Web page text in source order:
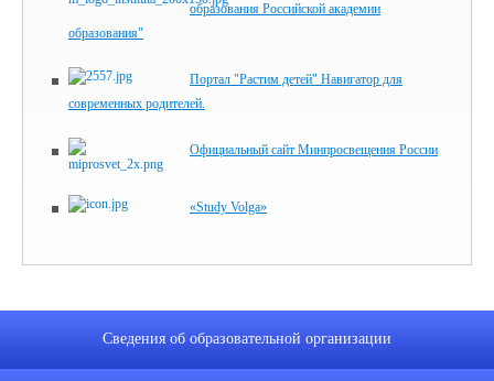
образования Российской академии
образования"
Портал "Растим детей" Навигатор для
современных родителей.
Официальный сайт Минпросвещения России
«Study Volga»
Сведения об образовательной организации